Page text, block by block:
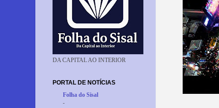
DA CAPITAL AO INTERIOR
PORTAL DE NOTÍCIAS
Folha do Sisal
-